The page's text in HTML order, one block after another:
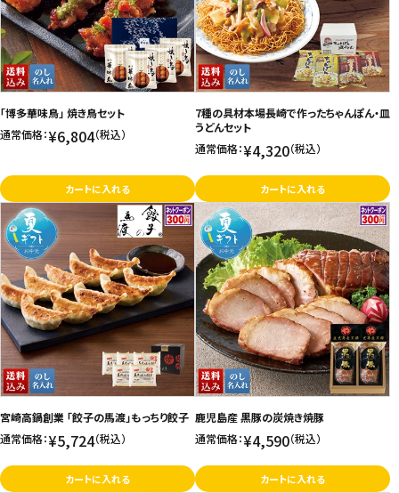
「博多華味鳥」 焼き鳥セット
通常価格：¥6,804（税込）
カートに入れる
7種の具材本場長崎で作ったちゃんぽん・皿
うどんセット
通常価格：¥4,320（税込）
カートに入れる
宮崎高鍋創業 「餃子の馬渡」もっちり餃子
通常価格：¥5,724（税込）
カートに入れる
鹿児島産 黒豚の炭焼き焼豚
通常価格：¥4,590（税込）
カートに入れる